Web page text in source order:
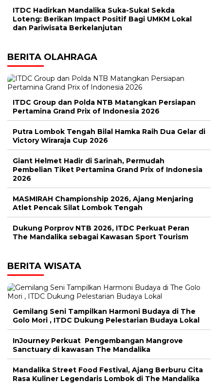
ITDC Hadirkan Mandalika Suka-Suka! Sekda
Loteng: Berikan Impact Positif Bagi UMKM Lokal
dan Pariwisata Berkelanjutan
BERITA OLAHRAGA
ITDC Group dan Polda NTB Matangkan Persiapan
Pertamina Grand Prix of Indonesia 2026
Putra Lombok Tengah Bilal Hamka Raih Dua Gelar di
Victory Wiraraja Cup 2026
Giant Helmet Hadir di Sarinah, Permudah
Pembelian Tiket Pertamina Grand Prix of Indonesia
2026
MASMIRAH Championship 2026, Ajang Menjaring
Atlet Pencak Silat Lombok Tengah
Dukung Porprov NTB 2026, ITDC Perkuat Peran
The Mandalika sebagai Kawasan Sport Tourism
BERITA WISATA
Gemilang Seni Tampilkan Harmoni Budaya di The
Golo Mori , ITDC Dukung Pelestarian Budaya Lokal
InJourney Perkuat Pengembangan Mangrove
Sanctuary di kawasan The Mandalika
Mandalika Street Food Festival, Ajang Berburu Cita
Rasa Kuliner Legendaris Lombok di The Mandalika